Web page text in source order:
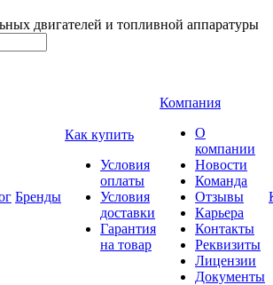
двигателей и топливной аппаратуры
Бренды
Как купить
Условия
оплаты
Условия
доставки
Гарантия
на товар
Компания
О
компании
Новости
Команда
Отзывы
Карьера
Контакты
Реквизиты
Лицензии
Документы